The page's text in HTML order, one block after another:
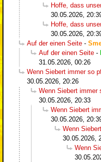
Hoffe, dass
30.05.2026,
Hoffe, dass
30.05.2026,
Auf der einen Seite -
Auf der einen Seite -
31.05.2026, 00:26
Wenn Siebert immer so
30.05.2026, 20:26
Wenn Siebert immer
30.05.2026, 20:33
Wenn Siebert
30.05.2026,
Wenn
30.05.2026,
Wenn